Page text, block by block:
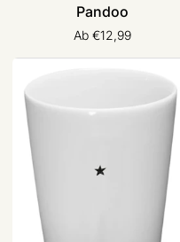
Pandoo
Ab €12,99
Becher/
Tasse
„Stern“
Goldscherben